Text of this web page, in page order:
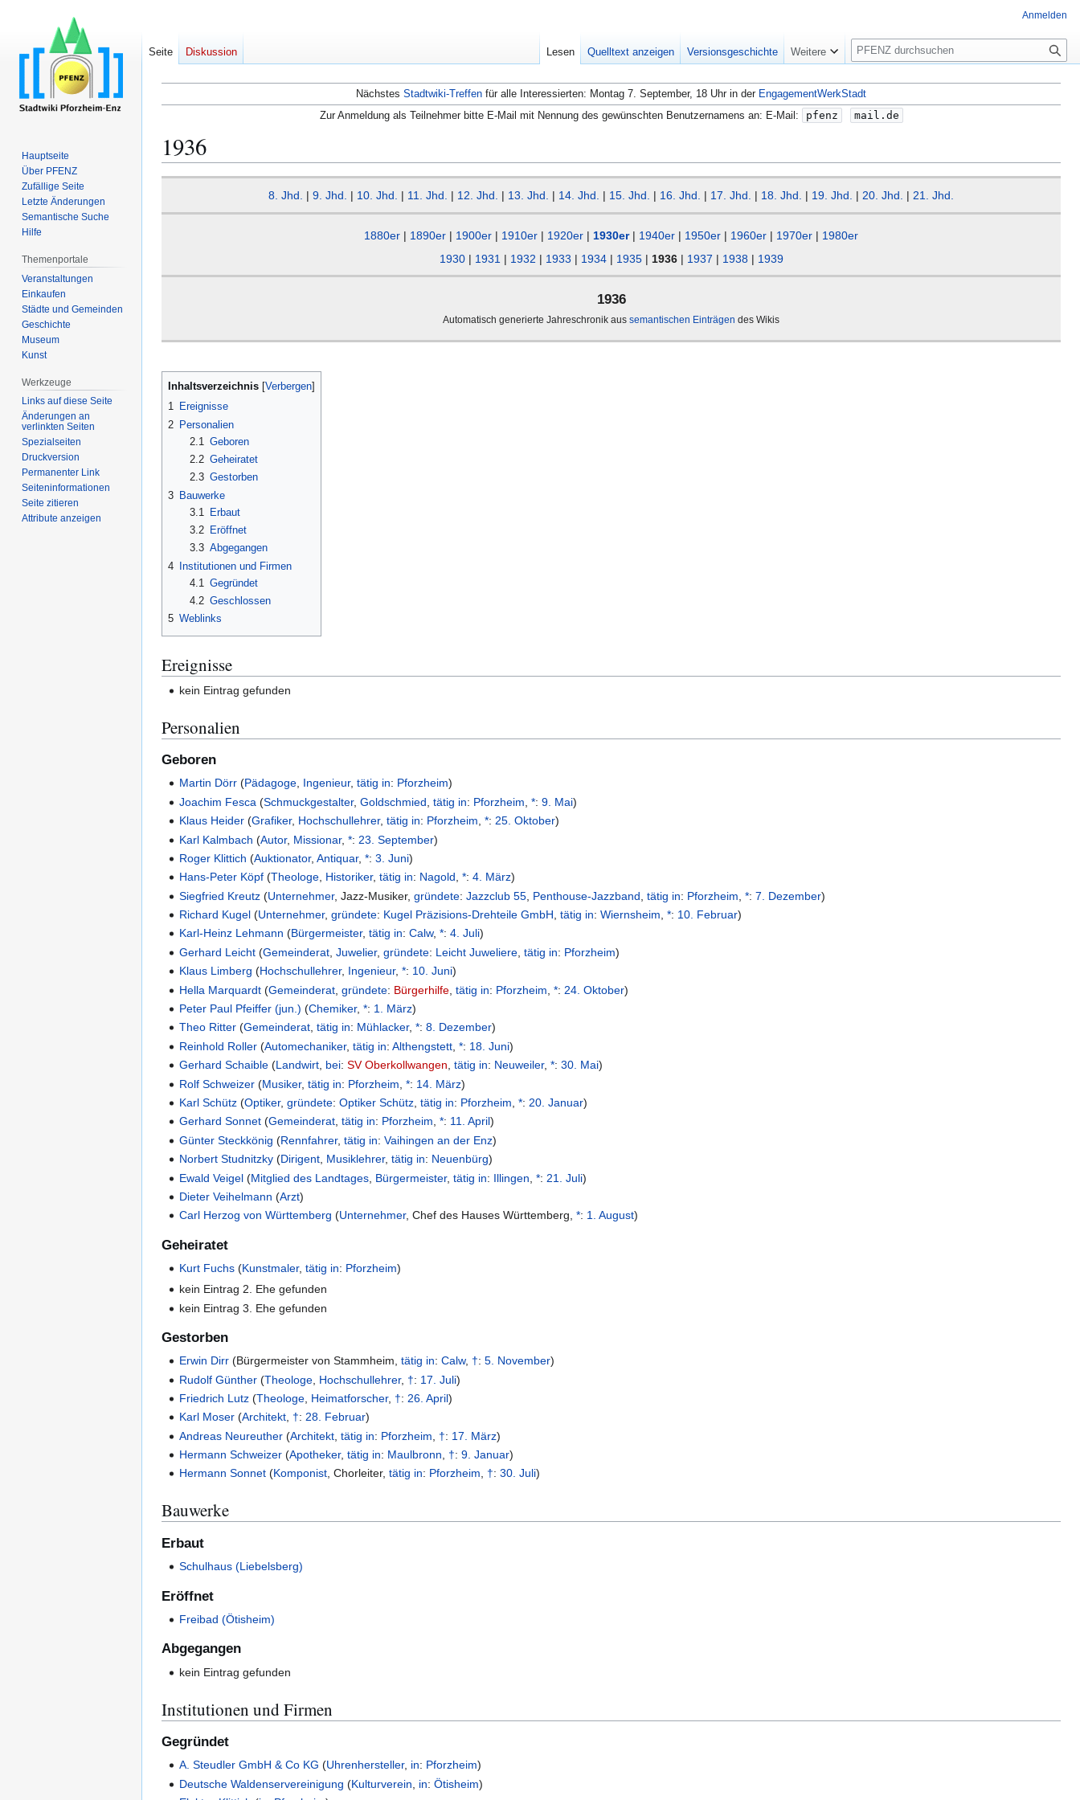
Nächstes Stadtwiki-Treffen für alle Interessierten: Montag 7. September, 18 Uhr in der EngagementWerkStadt
Zur Anmeldung als Teilnehmer bitte E-Mail mit Nennung des gewünschten Benutzernamens an: E-Mail:
pfenz mail.de
1936
8. Jhd. | 9. Jhd. | 10. Jhd. | 11. Jhd. | 12. Jhd. | 13. Jhd. | 14. Jhd. | 15. Jhd. | 16. Jhd. | 17. Jhd. | 18. Jhd. | 19. Jhd. | 20. Jhd. | 21. Jhd.
1880er | 1890er | 1900er | 1910er | 1920er | 1930er| 1940er | 1950er | 1960er | 1970er | 1980er
1930| 1931 | 1932 | 1933 | 1934| 1935| 1936| 1937 | 1938| 1939
1936
Automatisch generierte Jahreschronik aus semantischen Einträgen des Wikis
Inhaltsverzeichnis
1 Ereignisse
2 Personalien
2.1 Geboren
2.2 Geheiratet
2.3 Gestorben
3 Bauwerke
3.1
Erbaut
3.2
Eröffnet
3.3 Abgegangen
4 Institutionen und Firmen
4.1 Gegründet
4.2 Geschlossen
5 Weblinks
Ereignisse
kein Eintrag gefunden
Personalien
Geboren
Martin Dörr (Pädagoge, Ingenieur,tätig in: Pforzheim)
Joachim Fesca (Schmuckgestalter,Goldschmied ,tätig in: Pforzheim ,*:9. Mai)
Klaus Heider (Grafiker, Hochschullehrer,tätig in: Pforzheim ,*: 25. Oktober)
Karl Kalmbach (Autor, Missionar,*: 23. September)
Roger Klittich (Auktionator,Antiquar,*:3. Juni)
Hans-Peter Köpf (Theologe, Historiker,tätig in: Nagold,*:4. März)
Siegfried Kreutz (Unternehmer,Jazz-Musiker,gründete:Jazzclub 55 Penthouse-Jazzband ,tätig in: Pforzheim ,*:7. Dezember)
Richard Kugel (Unternehmer,gründete: Kugel Präzisions-Drehteile GmbH ,tätig in:Wiernsheim ,*: 10. Februar)
Karl-Heinz Lehmann (Bürgermeister,tätig in:Calw,*:4. Juli)
Gerhard Leicht (Gemeinderat ,Juwelier,gründete: Leicht Juweliere ,tätig in: Pforzheim)
Klaus Limberg (Hochschullehrer, Ingenieur,*: 10. Juni)
Hella Marquardt (Gemeinderat ,gründete: Bürgerhilfe ,tätig in: Pforzheim ,*: 24. Oktober)
Peter Paul Pfeiffer (jun.) (Chemiker,*: 1. März)
Theo Ritter (Gemeinderat,tätig in: Mühlacker,*:8. Dezember)
Reinhold Roller (Automechaniker,tätig in:Althengstett ,*: 18. Juni)
Gerhard Schaible (Landwirt, bei:SV Oberkollwangen,tätig in: Neuweiler,*:30. Mai)
Rolf Schweizer (Musiker,tätig in: Pforzheim ,*: 14. März)
Karl Schütz (Optiker,gründete:Optiker Schütz ,tätig in: Pforzheim ,*: 20. Januar)
Gerhard Sonnet (Gemeinderat,tätig in: Pforzheim,*: 11. April)
Günter Steckkönig (Rennfahrer,tätig in:Vaihingen an der Enz)
Norbert Studnitzky (Dirigent Musiklehrer,tätig in: Neuenbürg)
Ewald Veigel (Mitglied des Landtages Bürgermeister,tätig in: Illingen ,*: 21. Juli)
Dieter Veihelmann (Arzt)
Carl Herzog von Württemberg (Unternehmer,Chef des Hauses Württemberg,*: 1. August)
Geheiratet
Kurt Fuchs (Kunstmaler,tätig in: Pforzheim)
kein Eintrag 2. Ehe gefunden
kein Eintrag 3. Ehe gefunden
Gestorben
Erwin Dirr (Bürgermeister von Stammheim ,tätig in:Calw, †:5. November)
Rudolf Günther (Theologe Hochschullehrer, †: 17. Juli)
Friedrich Lutz (Theologe Heimatforscher, †: 26. April)
Karl Moser (Architekt, †:28. Februar)
Andreas Neureuther (Architekt ,tätig in: Pforzheim †: 17. März)
Hermann Schweizer (Apotheker,tätig in: Maulbronn †:9. Januar)
Hermann Sonnet (Komponist,Chorleiter,tätig in: Pforzheim, †:30. Juli)
Bauwerke
Erbaut
Schulhaus (Liebelsberg)
Eröffnet
Freibad (Ötisheim)
Abgegangen
kein Eintrag gefunden
Institutionen und Firmen
Gegründet
A. Steudler GmbH & Co KG (Uhrenhersteller, in: Pforzheim)
Deutsche Waldenservereinigung (Kulturverein in:Ötisheim)
Anmelden
Seite Diskussion Lesen Quelltext anzeigen Versionsgeschichte Weitere
S
u
c
h
e
Hauptseite
Über PFENZ
Zufällige Seite
Letzte Änderungen
Semantische Suche
Hilfe
Themenportale
Veranstaltungen
Einkaufen
Städte und Gemeinden
Geschichte
Museum
Kunst
Werkzeuge
Links auf diese Seite
Änderungen an
verlinkten Seiten
Spezialseiten
Druckversion
Permanenter Link
Seiten­­informationen
Seite zitieren
Attribute anzeigen